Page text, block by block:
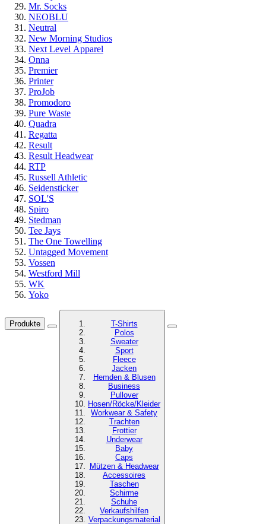
Mr. Socks
NEOBLU
Neutral
New Morning Studios
Next Level Apparel
Onna
Premier
Printer
ProJob
Promodoro
Pure Waste
Quadra
Regatta
Result
Result Headwear
RTP
Russell Athletic
Seidensticker
SOL'S
Spiro
Stedman
Tee Jays
The One Towelling
Untagged Movement
Vossen
Westford Mill
WK
Yoko
Produkte
T-Shirts
Polos
Sweater
Sport
Fleece
Jacken
Hemden & Blusen
Business
Pullover
Hosen/Röcke/Kleider
Workwear & Safety
Trachten
Frottier
Underwear
Baby
Caps
Mützen & Headwear
Accessoires
Taschen
Schirme
Schuhe
Verkaufshilfen
Verpackungsmaterial